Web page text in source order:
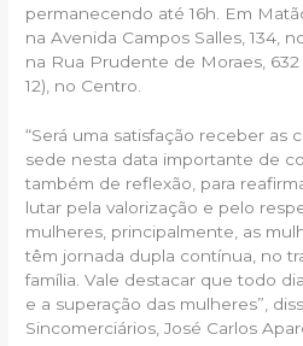
permanecendo até 16h. Em
na Avenida Campos Salles, 134,
na Rua Prudente de Moraes,
12), no Centro.
“Será uma satisfação receber as
sede nesta data importante de
também de reflexão, para
lutar pela valorização e pelo
mulheres, principalmente, as
têm jornada dupla contínua, no
família. Vale destacar que todo
e a superação das mulheres”,
Sincomerciários, José Carlos